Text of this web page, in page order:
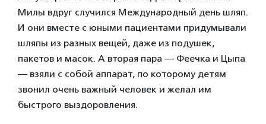
Милы вдруг случился Международный день шляп.
И они вместе с юными пациентами придумывали
шляпы из разных вещей, даже из подушек,
пакетов и масок. А вторая пара — Феечка и Цыпа
— взяли с собой аппарат, по которому детям
звонил очень важный человек и желал им
быстрого выздоровления.